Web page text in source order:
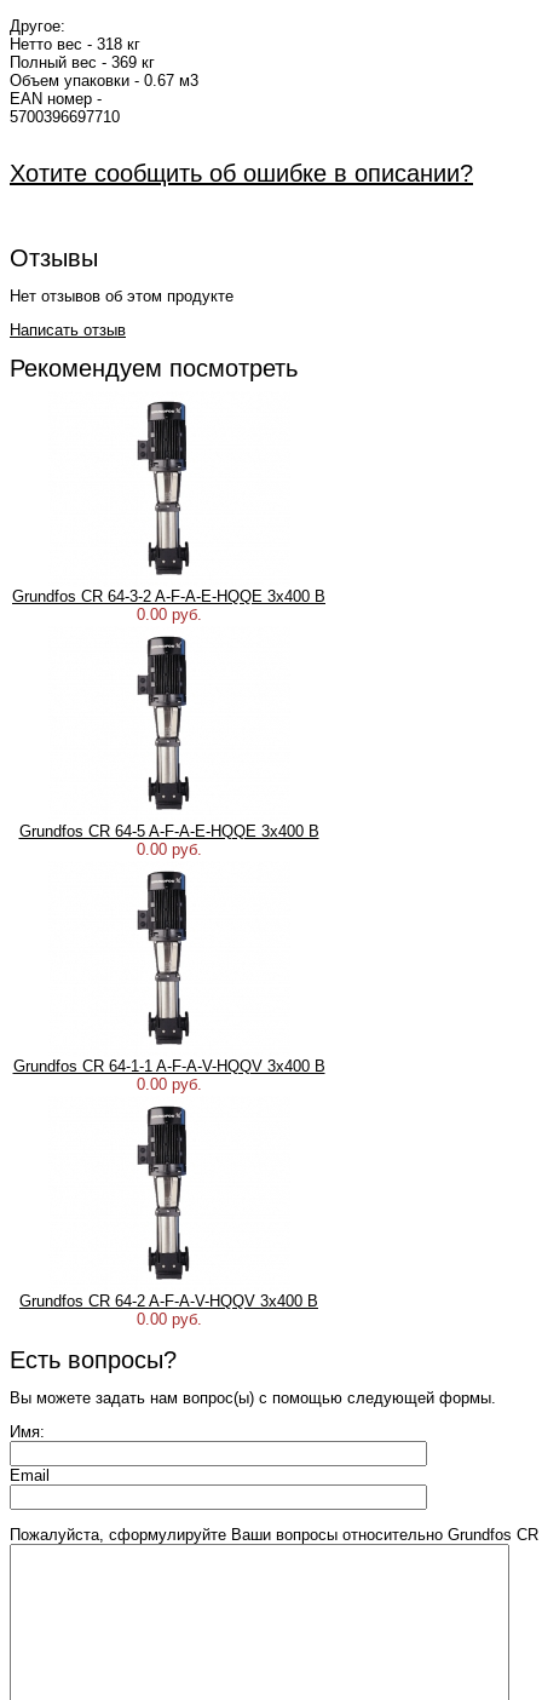
Другое:
Нетто вес - 318 кг
Полный вес - 369 кг
Объем упаковки - 0.67 м3
EAN номер -
Хотите сообщить об ошибке в описании?
Отзывы
Нет отзывов об этом продукте
Написать отзыв
Рекомендуем посмотреть
Grundfos CR 64-3-2 A-F-A-E-HQQE 3х400 В
0.00 руб.
Grundfos CR 64-5 A-F-A-E-HQQE 3х400 В
0.00 руб.
Grundfos CR 64-1-1 A-F-A-V-HQQV 3х400 В
0.00 руб.
Grundfos CR 64-2 A-F-A-V-HQQV 3х400 В
0.00 руб.
Есть вопросы?
Вы можете задать нам вопрос(ы) с помощью следующей формы.
Имя:
Email
Пожалуйста, сформулируйте Ваши вопросы относительно Grundfos